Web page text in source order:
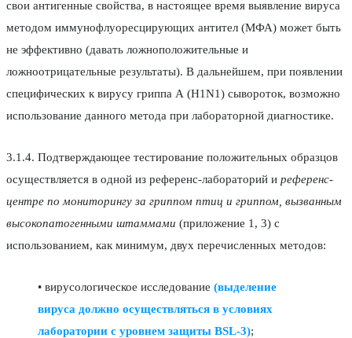
свои антигенные свойства, в настоящее время выявление вируса
методом иммунофлуоресцирующих антител (МФА) может быть
не эффективно (давать ложноположительные и
ложноотрицательные результаты). В дальнейшем, при появлении
специфических к вирусу гриппа А (H1N1) сывороток, возможно
использование данного метода при лабораторной диагностике.
3.1.4. Подтверждающее тестирование положительных образцов
осуществляется в одной из референс-лабораторий и референс-
центре по мониторингу за гриппом птиц и гриппом, вызванным
высокопатогенными штаммами (приложение 1, 3) с
использованием, как минимум, двух перечисленных методов:
• вирусологическое исследование (выделение
вируса должно осуществляться в условиях
лаборатории с уровнем защиты BSL-3);